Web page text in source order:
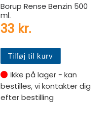
Borup Rense Benzin 500
ml.
33 kr.
Tilføj til kurv
Ikke på lager - kan
bestilles, vi kontakter dig
efter bestilling